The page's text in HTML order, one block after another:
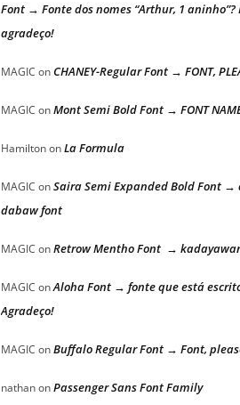
Font → Fonte dos nomes “Arthur, 1 aninho”?
agradeço!
MAGIC onCHANEY-Regular Font → FONT,
MAGIC onMont Semi Bold Font → FONT
HamiltononLa Formula
MAGIC onSaira Semi Expanded Bold Font →
dabaw font
MAGIC onRetrow Mentho Font →
MAGIC onAloha Font → fonte que está escrito
Agradeço!
MAGIC onBuffalo Regular Font → Font,
nathanonPassenger Sans Font Family